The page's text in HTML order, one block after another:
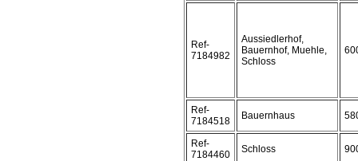
Ref-
7184982
Aussiedlerhof,
Bauernhof, Muehle,
Schloss
Ref-
7184518
Bauernhaus
Ref-
7184460
Schloss